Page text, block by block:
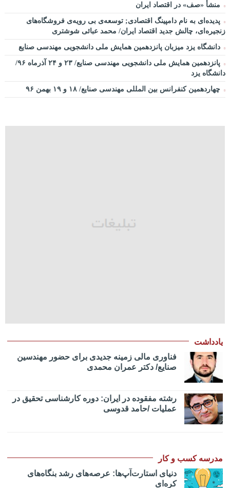
منشأ «صف» در اقتصاد ایران
پدیده‌ای به نام دامپینگ اقتصادی; توسعه‌ی بی رویه‌ی فروشگاه‌های
زنجیره‌ای، چالش جدید اقتصاد ایران/ محمد عبائی شوشتری
دانشگاه یزد میزبان پانزدهمین همایش ملی دانشجویی مهندسی صنایع
پانزدهمین همایش ملی دانشجویی مهندسی صنایع/ ۲۳ و ۲۴ آذرماه ۹۶/
دانشگاه یزد
چهاردهمین کنفرانس بین المللی مهندسی صنایع/ ۱۸ و ۱۹ بهمن ۹۶
یادداشت
فناوری مالی زمینه جدیدی برای حضور مهندسین
صنایع/ دکتر عمران محمدی
رشته مفقوده در ایران: دوره کارشناسی تحقیق در
عملیات /حامد قدوسی
مدرسه کسب و کار
دنیای استارت‌آپ‌ها: عرصه‌های رشد بنگاه‌های
کره‌ای‌